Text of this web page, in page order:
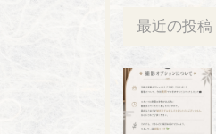
最近の投稿